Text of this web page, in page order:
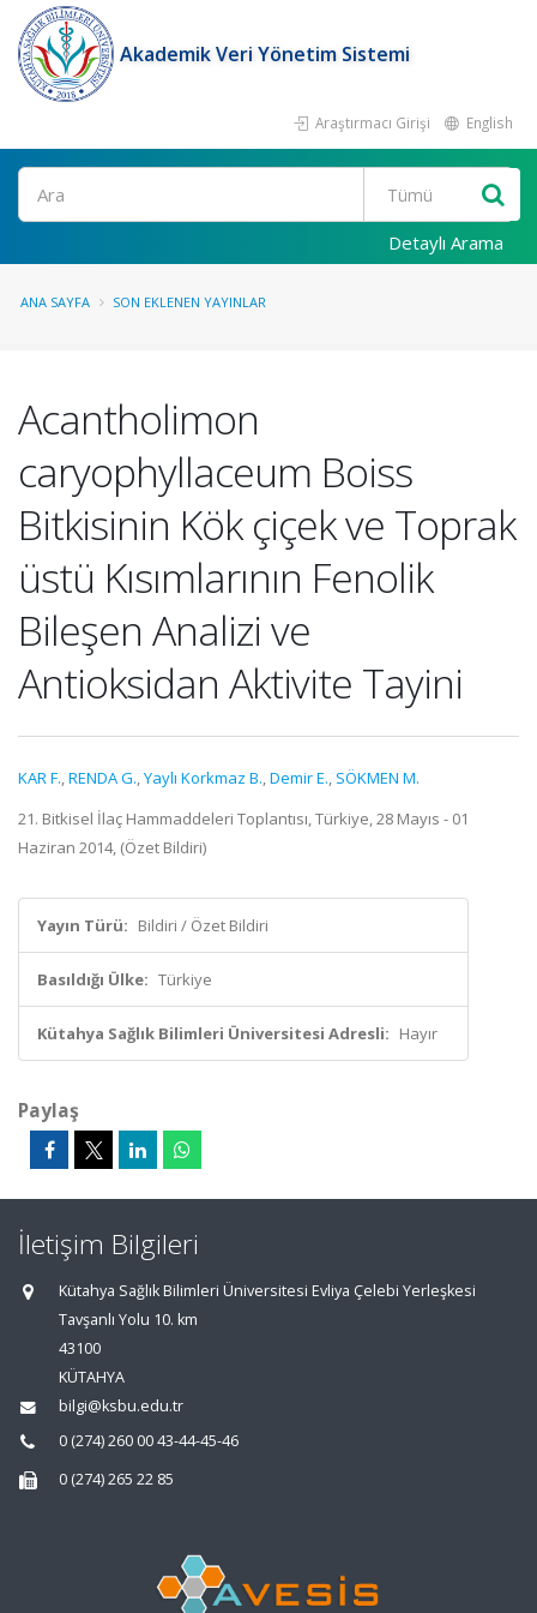
Akademik Veri Yönetim Sistemi
Araştırmacı Girişi English
Ara
Detaylı Arama
ANA SAYFA SON EKLENEN YAYINLAR
Acantholimon
caryophyllaceum Boiss
Bitkisinin Kök çiçek ve Toprak
üstü Kısımlarının Fenolik
Bileşen Analizi ve
Antioksidan Aktivite Tayini
KAR F.,RENDA G.,Yaylı Korkmaz B.,Demir E., SÖKMEN M.
21. Bitkisel İlaç Hammaddeleri Toplantısı, Türkiye, 28 Mayıs - 01
Haziran 2014, (Özet Bildiri)
Yayın Türü: Bildiri / Özet Bildiri
Basıldığı Ülke: Türkiye
Kütahya Sağlık Bilimleri Üniversitesi Adresli: Hayır
Paylaş
İletişim Bilgileri
Kütahya Sağlık Bilimleri Üniversitesi Evliya Çelebi Yerleşkesi
Tavşanlı Yolu 10. km
43100
KÜTAHYA
bilgi@ksbu.edu.tr
0 (274) 260 00 43-44-45-46
0 (274) 265 22 85